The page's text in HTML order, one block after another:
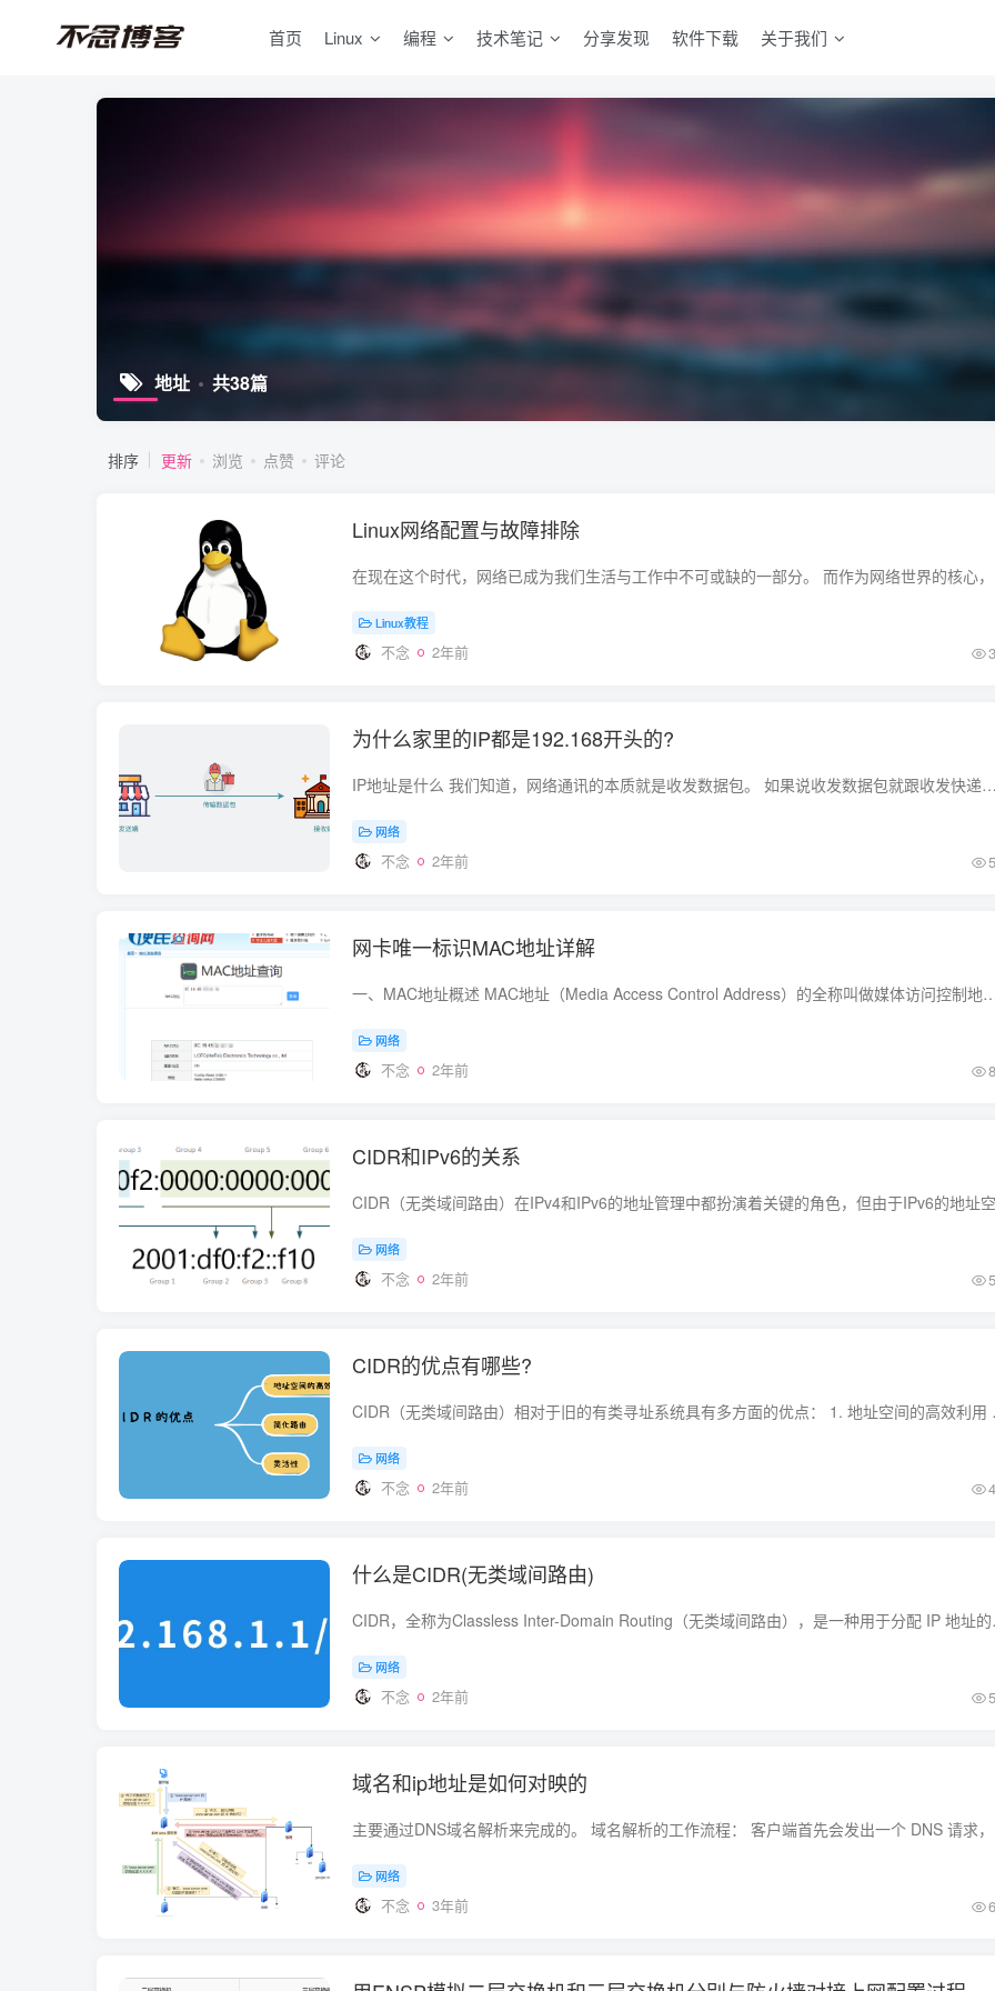
首页 Linux 编程 技术笔记 分享发现 软件下载 关于我们
地址 共38篇
排序 更新 浏览 点赞 评论
Linux网络配置与故障排除
Linux教程
不念 2年前
为什么家里的IP都是192.168开头的?
IP地址是什么 我们知道，网络通讯的本质就是收发数据包。 如果说收发数据包就跟收发快递一样，那IP地址就类似于快递上填的收件地址和发件地址一样，有了它，路由器就可以开始充当快递员的角色，...
网络
不念 2年前
网卡唯一标识MAC地址详解
一、MAC地址概述 MAC地址（Media Access Control Address）的全称叫做媒体访问控制地址，也称作局域网地址，以
网络
不念 2年前
CIDR和IPv6的关系
网络
不念 2年前
CIDR的优点有哪些?
CIDR（无类域间路由）
网络
不念 2年前
什么是CIDR(无类域间路由)
CIDR，全称为Classless
网络
不念 2年前
域名和ip地址是如何对映的
网络
不念 3年前